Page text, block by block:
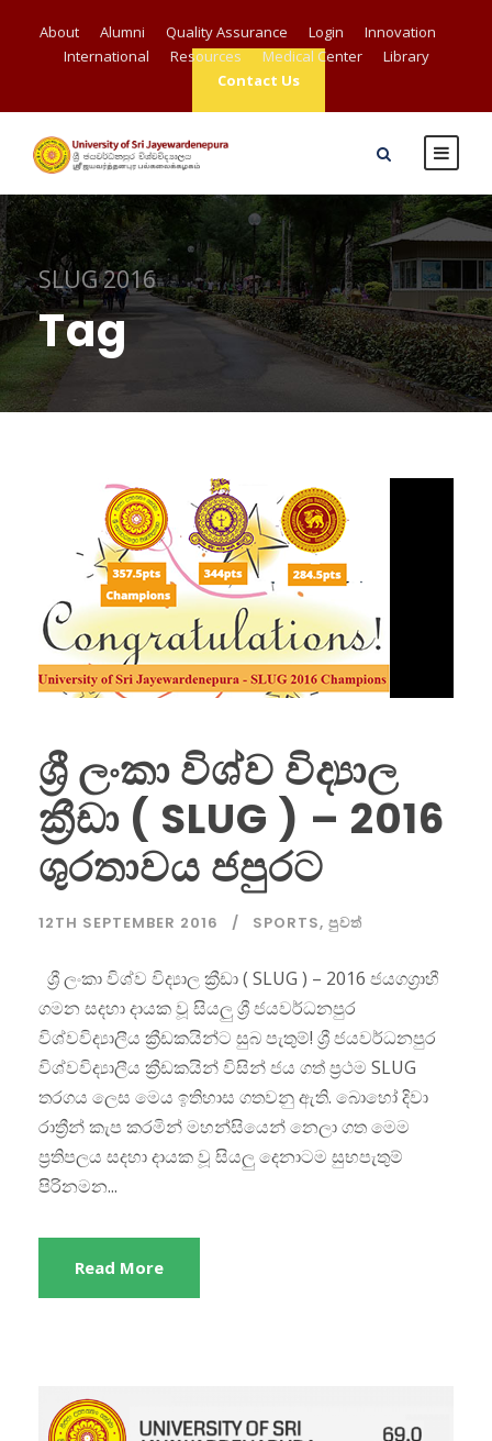
About Alumni Quality Assurance Login
Innovation
International
Resources Medical Center
Library
Contact Us
SLUG 2016
Tag
ශ්‍රී ලංකා විශ්ව විද්‍යාල
ක්‍රීඩා ( SLUG ) – 2016
ශුරතාවය ජපුරට
12TH SEPTEMBER 2016 SPORTS, පුවත්
ශ්‍රී ලංකා විශ්ව විද්‍යාල ක්‍රීඩා ( SLUG ) – 2016 ජයගග්‍රාහී
ගමන සදහා දායක වූ සියලු ශ්‍රී ජයවර්ධනපුර
විශ්වවිද්‍යාලීය ක්‍රීඩකයින්ට සුබ පැතුම්! ශ්‍රී ජයවර්ධනපුර
විශ්වවිද්‍යාලීය ක්‍රීඩකයින් විසින් ජය ගත් ප්‍රථම SLUG
තරගය ලෙස මෙය ඉතිහාස ගතවනු ඇති. බොහෝ දිවා
රාත්‍රීන් කැප කරමින් මහන්සියෙන් නෙලා ගත මෙම
ප්‍රතිපලය සදහා දායක වූ සියලු දෙනාටම සුභපැතුම්
පිරිනමන...
Read More